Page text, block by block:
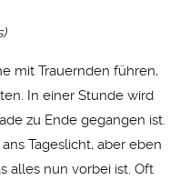
mit Trauernden führen,
In einer Stunde wird
zu Ende gegangen ist.
Tageslicht, aber eben
alles nun vorbei ist. Oft